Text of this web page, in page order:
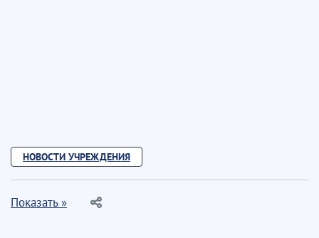
НОВОСТИ УЧРЕЖДЕНИЯ
Показать »